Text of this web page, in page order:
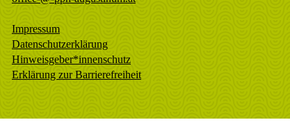
Impressum
Datenschutzerklärung
Hinweisgeber*innenschutz
Erklärung zur Barrierefreiheit